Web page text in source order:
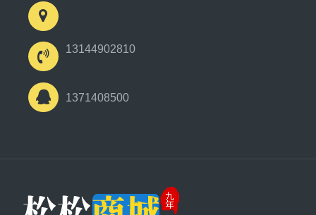
13144902810
1371408500